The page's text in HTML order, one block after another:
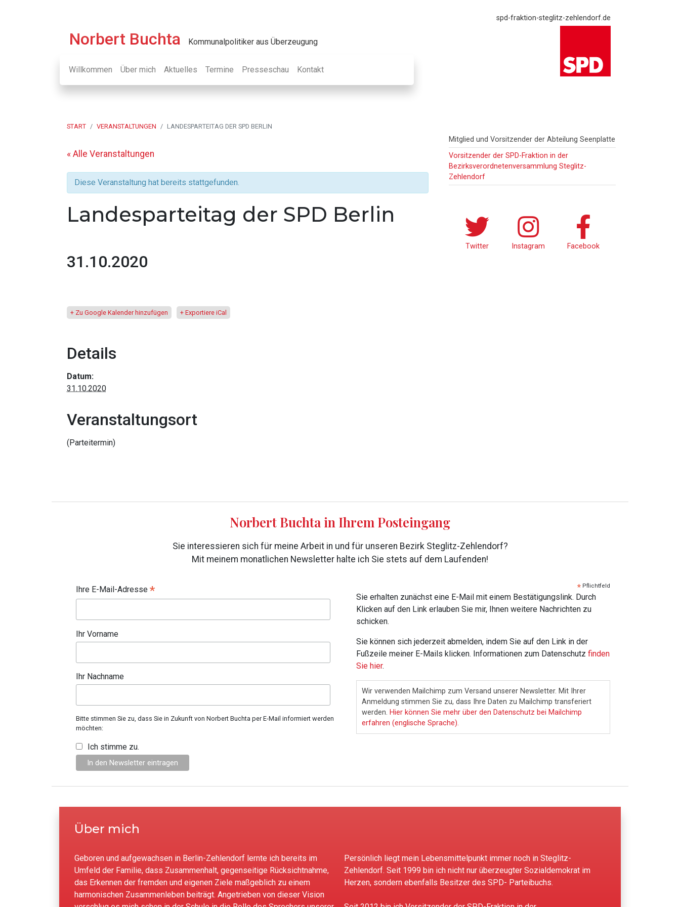
Norbert Buchta Kommunalpolitiker aus Überzeugung
spd-fraktion-steglitz-zehlendorf.de
Willkommen Über mich Aktuelles Termine Presseschau Kontakt
START VERANSTALTUNGEN LANDESPARTEITAG DER SPD BERLIN
« Alle Veranstaltungen
Diese Veranstaltung hat bereits stattgefunden.
Landesparteitag der SPD Berlin
31.10.2020
+ Zu Google Kalender hinzufügen + Exportiere iCal
Details
Datum:
31.10.2020
Veranstaltungsort
(Parteitermin)
Sidebar
Mitglied und Vorsitzender der Abteilung Seenplatte
Vorsitzender der SPD-Fraktion in der
Bezirksverordnetenversammlung Steglitz-
Zehlendorf
Twitter Instagram Facebook
Norbert Buchta in Ihrem Posteingang
Sie interessieren sich für meine Arbeit in und für unseren Bezirk Steglitz-Zehlendorf?
Mit meinem monatlichen Newsletter halte ich Sie stets auf dem Laufenden!
Ihre E-Mail-Adresse*
Ihr Vorname
Ihr Nachname
Bitte stimmen Sie zu, dass Sie in Zukunft von Norbert Buchta per E-Mail informiert werden
möchten:
Ich stimme zu.
* Pflichtfeld
Sie erhalten zunächst eine E-Mail mit einem Bestätigungslink. Durch
Klicken auf den Link erlauben Sie mir, Ihnen weitere Nachrichten zu
schicken.
Sie können sich jederzeit abmelden, indem Sie auf den Link in der
Fußzeile meiner E-Mails klicken. Informationen zum Datenschutz finden
Sie hier.
Wir verwenden Mailchimp zum Versand unserer Newsletter. Mit Ihrer
Anmeldung stimmen Sie zu, dass Ihre Daten zu Mailchimp transferiert
werden. Hier können Sie mehr über den Datenschutz bei Mailchimp
erfahren (englische Sprache).
Über mich
Geboren und aufgewachsen in Berlin-Zehlendorf lernte ich bereits im
Umfeld der Familie, dass Zusammenhalt, gegenseitige Rücksichtnahme,
das Erkennen der fremden und eigenen Ziele maßgeblich zu einem
harmonischen Zusammenleben beiträgt. Angetrieben von dieser Vision
Persönlich liegt mein Lebensmittelpunkt immer noch in Steglitz-
Zehlendorf. Seit 1999 bin ich nicht nur überzeugter Sozialdemokrat im
Herzen, sondern ebenfalls Besitzer des SPD- Parteibuchs.